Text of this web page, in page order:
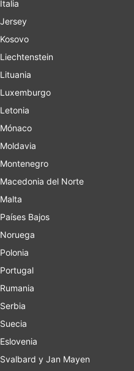
Italia
Jersey
Kosovo
Liechtenstein
Lituania
Luxemburgo
Letonia
Mónaco
Moldavia
Montenegro
Macedonia del Norte
Malta
Países Bajos
Noruega
Polonia
Portugal
Rumania
Serbia
Suecia
Eslovenia
Svalbard y Jan Mayen